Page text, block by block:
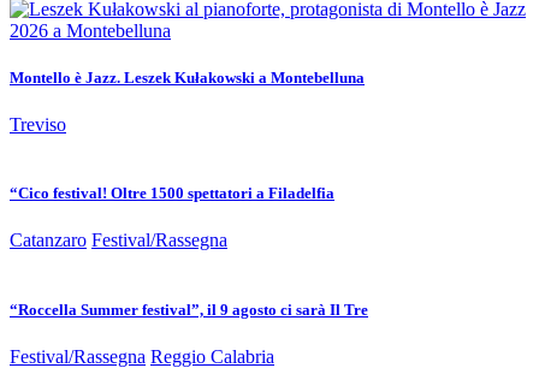
Montello è Jazz. Leszek Kułakowski a Montebelluna
Treviso
“Cico festival! Oltre 1500 spettatori a Filadelfia
Catanzaro Festival/Rassegna
“Roccella Summer festival”, il 9 agosto ci sarà Il Tre
Festival/Rassegna Reggio Calabria